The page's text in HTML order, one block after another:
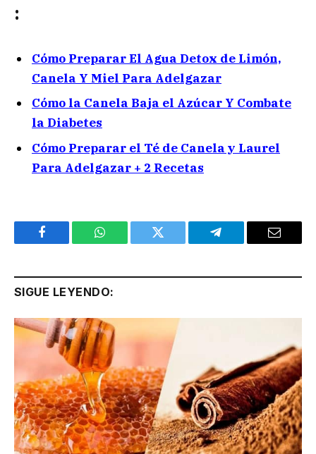
:
Cómo Preparar El Agua Detox de Limón,
Canela Y Miel Para Adelgazar
Cómo la Canela Baja el Azúcar Y Combate
la Diabetes
Cómo Preparar el Té de Canela y Laurel
Para Adelgazar + 2 Recetas
Facebook WhatsApp Twitter Telegram Email
SIGUE LEYENDO: